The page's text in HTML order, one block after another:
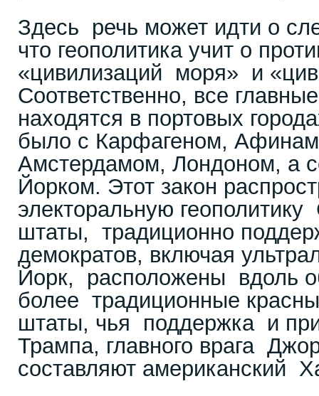
Здесь речь может идти о
что геополитика учит о
«цивилизаций моря» и
Соответственно, все
находятся в портовых
было с Карфагеном,
Амстердамом, Лондоном, а
Йорком. Этот закон
электоральную
штаты, традиционно
демократов, включая
Йорк, расположены вдоль
более традиционные
штаты, чья поддержка и
Трампа, главного врага
составляют американский